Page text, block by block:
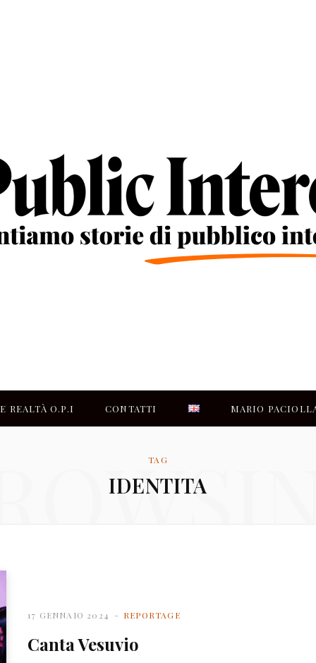
REALTÀ O.P.I CONTATTI MARIO
TAG
IDENTITA
REPORTAGE
17 GENNAIO 2024
Canta Vesuvio